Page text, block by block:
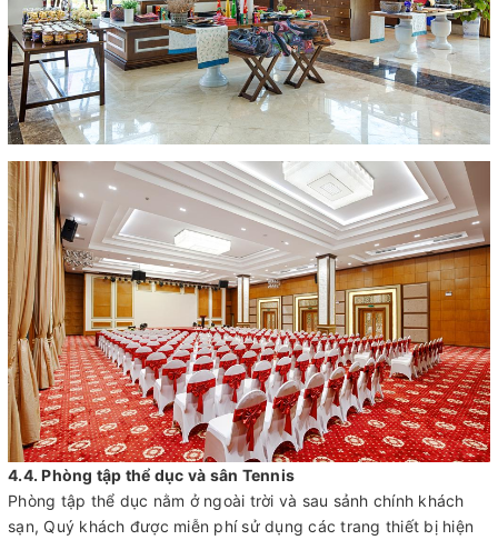
4.4. Phòng tập thể dục và sân Tennis
Phòng tập thể dục nằm ở ngoài trời và sau sảnh chính khách
sạn, Quý khách được miễn phí sử dụng các trang thiết bị hiện